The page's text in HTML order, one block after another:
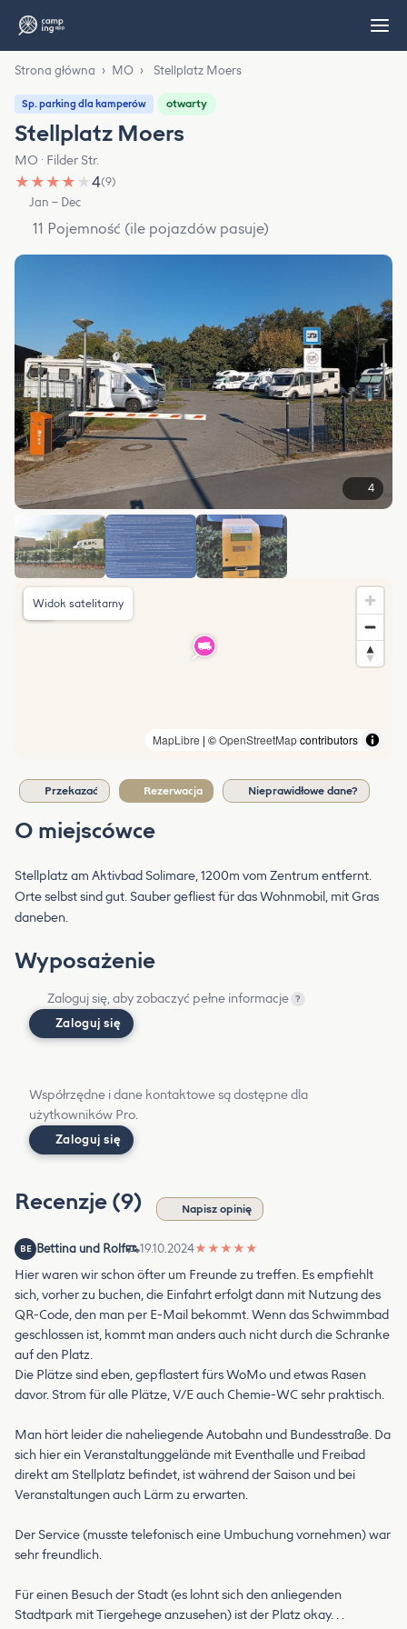
Strona główna › MO › Stellplatz Moers
Sp. parking dla kamperów otwarty
Stellplatz Moers
MO · Filder Str.
★ ★ ★ ★ ★4(9)
Jan – Dec
11 Pojemność (ile pojazdów pasuje)
4
MapLibre | ©OpenStreetMapcontributors
Widok satelitarny
Przekazać Rezerwacja Nieprawidłowe dane?
O miejscówce
Stellplatz am Aktivbad Solimare, 1200m vom Zentrum entfernt.
Orte selbst sind gut. Sauber gefliest für das Wohnmobil, mit Gras
daneben.
Wyposażenie
Zaloguj się, aby zobaczyć pełne informacje ?
Zaloguj się
Współrzędne i dane kontaktowe są dostępne dla
użytkowników Pro.
Zaloguj się
Recenzje (9) Napisz opinię
BE Bettina und Rolf 19.10.2024★ ★ ★ ★ ★
Hier waren wir schon öfter um Freunde zu treffen. Es empfiehlt
sich, vorher zu buchen, die Einfahrt erfolgt dann mit Nutzung des
QR-Code, den man per E-Mail bekommt. Wenn das Schwimmbad
geschlossen ist, kommt man anders auch nicht durch die Schranke
auf den Platz.
Die Plätze sind eben, gepflastert fürs WoMo und etwas Rasen
davor. Strom für alle Plätze, V/E auch Chemie-WC sehr praktisch.
Man hört leider die naheliegende Autobahn und Bundesstraße. Da
sich hier ein Veranstaltunggelände mit Eventhalle und Freibad
direkt am Stellplatz befindet, ist während der Saison und bei
Veranstaltungen auch Lärm zu erwarten.
Der Service (musste telefonisch eine Umbuchung vornehmen) war
sehr freundlich.
Für einen Besuch der Stadt (es lohnt sich den anliegenden
Stadtpark mit Tiergehege anzusehen) ist der Platz okay. . .